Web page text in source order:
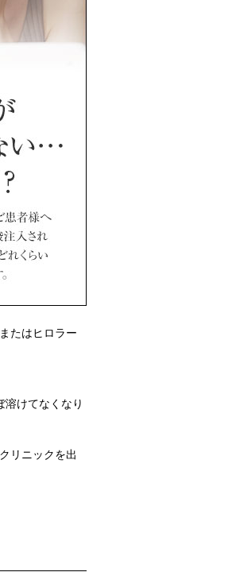
たはヒロラー
けてなくなり
リニックを出